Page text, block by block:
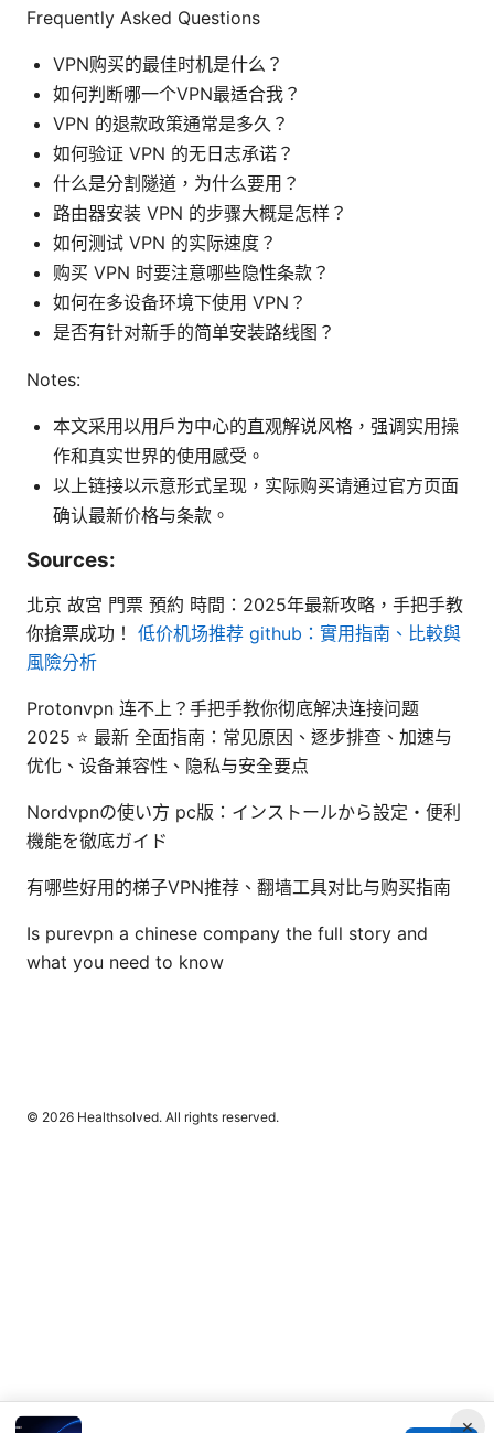
Frequently Asked Questions
VPN购买的最佳时机是什么？
如何判断哪一个VPN最适合我？
VPN 的退款政策通常是多久？
如何验证 VPN 的无日志承诺？
什么是分割隧道，为什么要用？
路由器安装 VPN 的步骤大概是怎样？
如何测试 VPN 的实际速度？
购买 VPN 时要注意哪些隐性条款？
如何在多设备环境下使用 VPN？
是否有针对新手的简单安装路线图？
Notes:
本文采用以用户为中心的直观解说风格，强调实用操
作和真实世界的使用感受。
以上链接以示意形式呈现，实际购买请通过官方页面
确认最新价格与条款。
Sources:
北京 故宮 門票 預約 時間：2025年最新攻略，手把手教
你搶票成功！ 低价机场推荐 github：實用指南、比較與
風險分析
Protonvpn 连不上？手把手教你彻底解决连接问题
2025 ⭐ 最新 全面指南：常见原因、逐步排查、加速与
优化、设备兼容性、隐私与安全要点
Nordvpnの使い方 pc版：インストールから設定・便利
機能を徹底ガイド
有哪些好用的梯子VPN推荐、翻墙工具对比与购买指南
Is purevpn a chinese company the full story and
what you need to know
×
© 2026 Healthsolved. All rights reserved.